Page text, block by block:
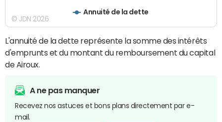
Annuité de la dette
© JDN 2026
L'annuité de la dette représente la somme des intérêts
d'emprunts et du montant du remboursement du capital
de Airoux.
A ne pas manquer
Recevez nos astuces et bons plans directement par e-
mail.